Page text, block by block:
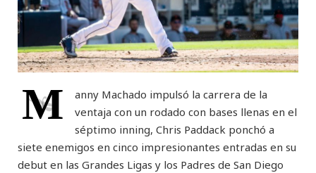
M
anny Machado impulsó la carrera de la
ventaja con un rodado con bases llenas en el
séptimo inning, Chris Paddack ponchó a
siete enemigos en cinco impresionantes entradas en su
debut en las Grandes Ligas y los Padres de San Diego